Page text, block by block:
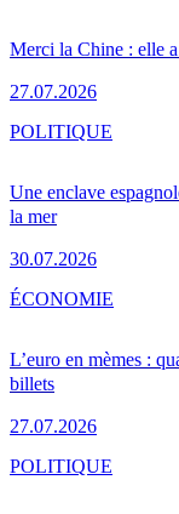
Merci la Chine : elle
27.07.2026
Une enclave
la mer
30.07.2026
POLITIQUE
L’euro en mèmes :
billets
27.07.2026
ÉCONOMIE
POLITIQUE